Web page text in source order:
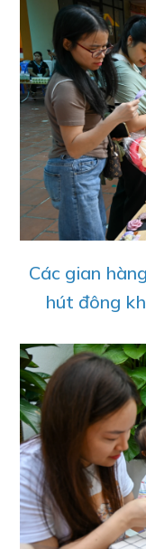
Các gian
hút đông